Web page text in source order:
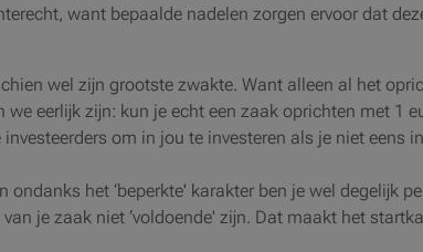
want bepaalde nadelen zorgen ervoor dat
wel zijn grootste zwakte. Want alleen al het
eerlijk zijn: kun je echt een zaak oprichten met 1
om in jou te investeren als je niet eens
het ‘beperkte' karakter ben je wel degelijk
je zaak niet ‘voldoende' zijn. Dat maakt het